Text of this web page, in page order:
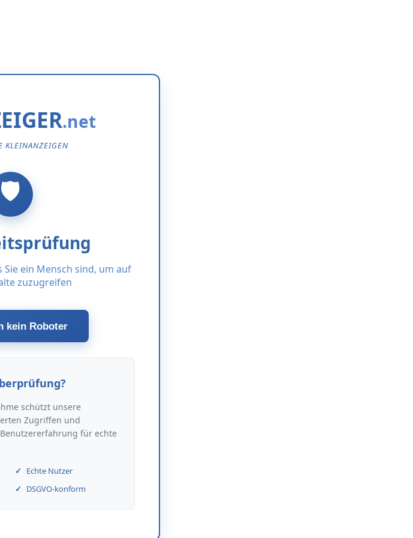
KLEINANZEIGEN
Sie ein Mensch sind, um auf
zuzugreifen
kein Roboter
schützt unsere
Zugriffen und
für echte
Echte Nutzer
DSGVO-konform